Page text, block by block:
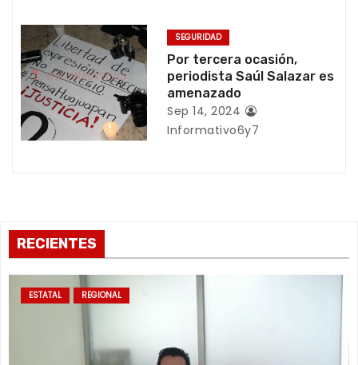
t
r
a
d
SEGURIDAD
Por tercera ocasión,
periodista Saúl Salazar es
amenazado
Sep 14, 2024
Informativo6y7
RECIENTES
ESTATAL REGIONAL